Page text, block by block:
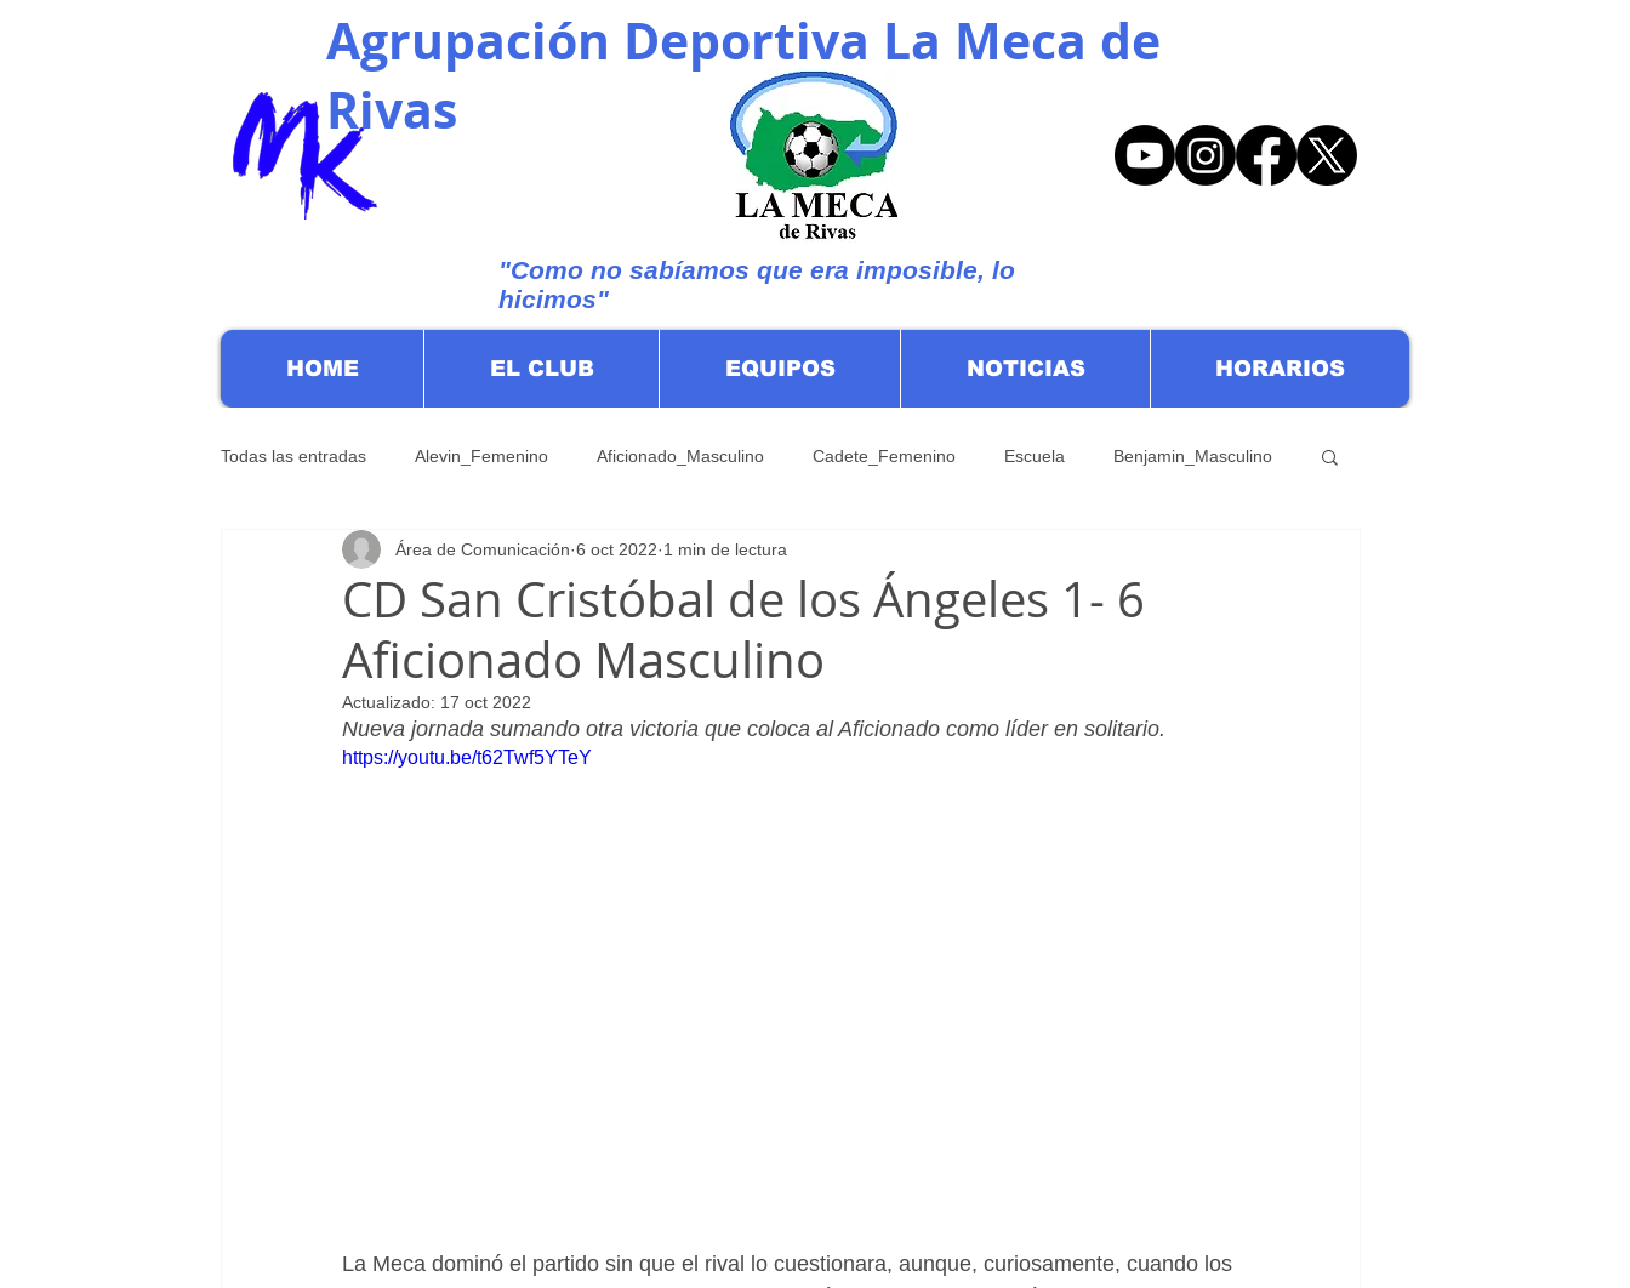
Agrupación Deportiva La Meca de
Rivas
"Como no sabíamos que era imposible, lo
hicimos"
HOME EL CLUB EQUIPOS NOTICIAS HORARIOS
Todas las entradas Alevin_Femenino Aficionado_Masculino Cadete_Femenino Escuela Benjamin_Masculino
Infantil_Femenino Patrocinadores Juvenil_Femenino
Cadete_Masculino Club Juvenil_Masculino Alevin_Masculino
CD San Cristóbal de los Ángeles 1- 6
Aficionado Masculino
Área de Comunicación 6 oct 2022 1 min de lectura
Actualizado: 17 oct 2022
Nueva jornada sumando otra victoria que coloca al Aficionado como líder en solitario.
https://youtu.be/t62Twf5YTeY
La Meca dominó el partido sin que el rival lo cuestionara, aunque, curiosamente, cuando los